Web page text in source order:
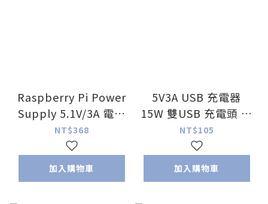
Raspberry Pi Power
Supply 5.1V/3A 電源
供應器
NT$368
加入購物車
5V3A USB 充電器
15W 雙USB 充電頭 豆
腐頭
NT$105
加入購物車